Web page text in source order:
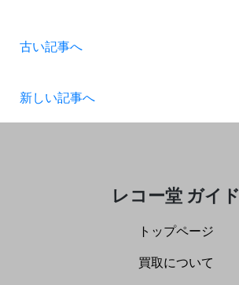
古い記事へ
新しい記事へ
レコー堂 ガイド
トップページ
買取について